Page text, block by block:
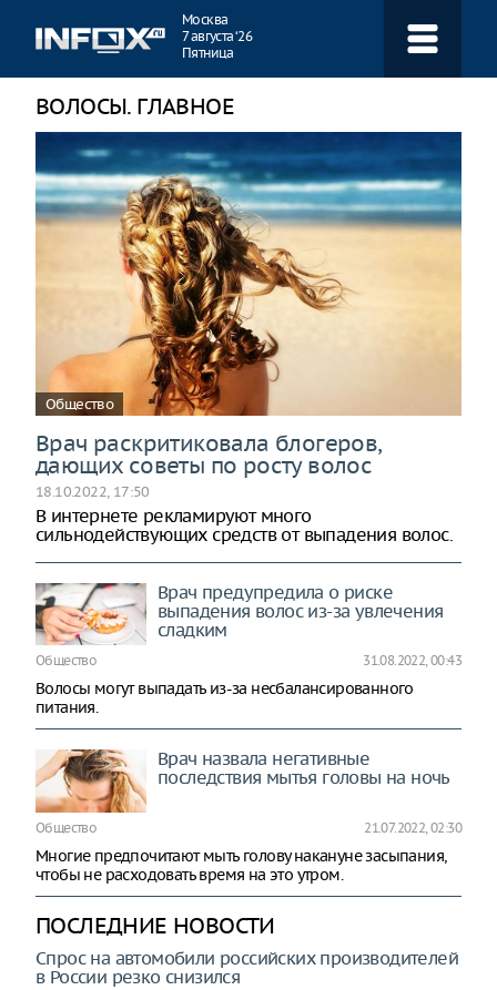
Москва
7 августа ‘26
Пятница
ВОЛОСЫ. ГЛАВНОЕ
Общество
Врач раскритиковала блогеров,
дающих советы по росту волос
18.10.2022, 17:50
В интернете рекламируют много
сильнодействующих средств от выпадения волос.
Врач предупредила о риске
выпадения волос из-за увлечения
сладким
Общество 31.08.2022, 00:43
Волосы могут выпадать из-за несбалансированного
питания.
Врач назвала негативные
последствия мытья головы на ночь
Общество 21.07.2022, 02:30
Многие предпочитают мыть голову накануне засыпания,
чтобы не расходовать время на это утром.
ПОСЛЕДНИЕ НОВОСТИ
Спрос на автомобили российских производителей
в России резко снизился